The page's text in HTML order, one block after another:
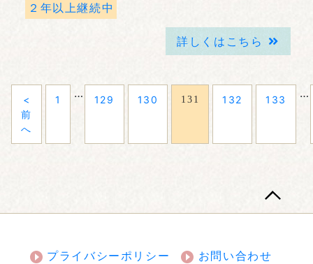
２年以上継続中
詳しくはこちら
<
前
へ
1 … 129 130 131 132 133 …
プライバシーポリシー
お問い合わせ